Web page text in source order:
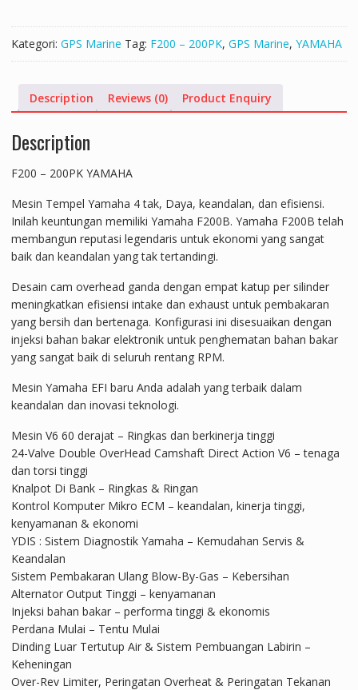
Kategori: GPS Marine Tag: F200 – 200PK, GPS Marine, YAMAHA
Description Reviews (0) Product Enquiry
Description
F200 – 200PK YAMAHA
Mesin Tempel Yamaha 4 tak, Daya, keandalan, dan efisiensi.
Inilah keuntungan memiliki Yamaha F200B. Yamaha F200B telah
membangun reputasi legendaris untuk ekonomi yang sangat
baik dan keandalan yang tak tertandingi.
Desain cam overhead ganda dengan empat katup per silinder
meningkatkan efisiensi intake dan exhaust untuk pembakaran
yang bersih dan bertenaga. Konfigurasi ini disesuaikan dengan
injeksi bahan bakar elektronik untuk penghematan bahan bakar
yang sangat baik di seluruh rentang RPM.
Mesin Yamaha EFI baru Anda adalah yang terbaik dalam
keandalan dan inovasi teknologi.
Mesin V6 60 derajat – Ringkas dan berkinerja tinggi
24-Valve Double OverHead Camshaft Direct Action V6 – tenaga
dan torsi tinggi
Knalpot Di Bank – Ringkas & Ringan
Kontrol Komputer Mikro ECM – keandalan, kinerja tinggi,
kenyamanan & ekonomi
YDIS : Sistem Diagnostik Yamaha – Kemudahan Servis &
Keandalan
Sistem Pembakaran Ulang Blow-By-Gas – Kebersihan
Alternator Output Tinggi – kenyamanan
Injeksi bahan bakar – performa tinggi & ekonomis
Perdana Mulai – Tentu Mulai
Dinding Luar Tertutup Air & Sistem Pembuangan Labirin –
Keheningan
Over-Rev Limiter, Peringatan Overheat & Peringatan Tekanan